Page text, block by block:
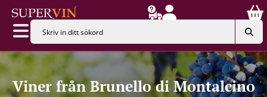
Viner från Brunello di Montalcino